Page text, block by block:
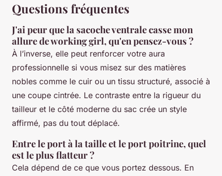
Questions fréquentes
J'ai peur que la sacoche ventrale casse mon
allure de working girl, qu'en pensez-vous ?
À l’inverse, elle peut renforcer votre aura
professionnelle si vous misez sur des matières
nobles comme le cuir ou un tissu structuré, associé à
une coupe cintrée. Le contraste entre la rigueur du
tailleur et le côté moderne du sac crée un style
affirmé, pas du tout déplacé.
Entre le port à la taille et le port poitrine, quel
est le plus flatteur ?
Cela dépend de ce que vous portez dessous. En